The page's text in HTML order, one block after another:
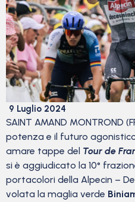
9 Luglio 2024
SAINT AMAND MONTROND
potenza e il futuro
amare tappe del Tour de
si è aggiudicato la 10°
portacolori della Alpecin –
volata la maglia verde